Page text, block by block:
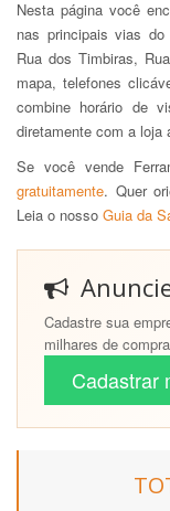
Nesta página você
nas principais vias
Rua dos Timbiras,
mapa, telefones
combine horário de
diretamente com a loja
Se você vende
gratuitamente. Quer
Leia o nosso Guia da
Cadastre sua
milhares de
Cadastrar